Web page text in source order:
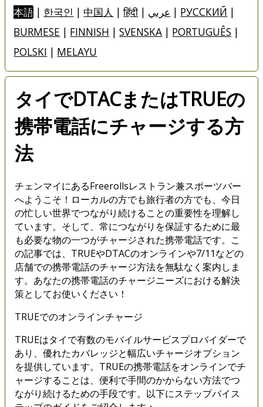
本語 | 한국인 | 中国人 |हिंदी | عربي | РУССКИЙ |
BURMESE | FINNISH |SVENSKA | PORTUGUÊS |
POLSKI | MELAYU
タイでDTACまたはTRUEの
携帯電話にチャージする方
法
チェンマイにあるFreerollsレストラン兼スポーツバー
へようこそ！ローカルの方でも旅行者の方でも、今日
の忙しい世界でつながり続けることの重要性を理解し
ています。そして、常につながりを保証するために最
も必要な物の一つがチャージされた携帯電話です。こ
の記事では、TRUEやDTACのオンラインや7/11などの
店舗での携帯電話のチャージ方法を無駄なく案内しま
す。あなたの携帯電話のチャージニーズにおける解決
策としてお使いください！
TRUEでのオンラインチャージ
TRUEはタイで有数のモバイルサービスプロバイダーで
あり、優れたカバレッジと幅広いチャージオプション
を提供しています。TRUEの携帯電話をオンラインでチ
ャージすることは、便利で手間のかからない方法でつ
ながり続けるための手段です。以下にステップバイス